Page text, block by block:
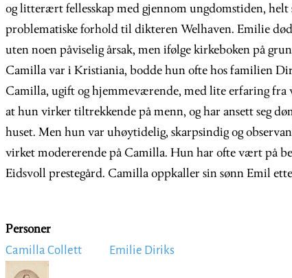
og litterært fellesskap med gjennom ungdomstiden, helt
problematiske forhold til dikteren Welhaven. Emilie
uten noen påviselig årsak, men ifølge kirkeboken på
Camilla var i Kristiania, bodde hun ofte hos familien
Camilla, ugift og hjemmeværende, med lite erfaring
at hun virker tiltrekkende på menn, og har ansett seg
huset. Men hun var uhøytidelig, skarpsindig og
virket modererende på Camilla. Hun har ofte vært på
Eidsvoll prestegård. Camilla oppkaller sin sønn Emil
Personer
Camilla Collett
Image
Emilie Diriks